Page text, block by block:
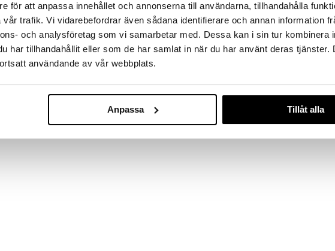
för att anpassa innehållet och annonserna till användarna, tillhandahålla
trafik. Vi vidarebefordrar även sådana identifierare och annan information
och analysföretag som vi samarbetar med. Dessa kan i sin tur kombinera
har tillhandahållit eller som de har samlat in när du har använt deras tjänster.
användande av vår webbplats.
Anpassa Tillåt alla
ale-löydöt »
& Helium -aihe, on täydellinen päiväkotiin ja retkille.
johon mahtuu kaikki, mitä lapsi tarvitsee
vesipulloa tai pieniä tavaroita varten.
materiaalinsa ansiosta siitä tulee nopeasti kaikkien
Musse & Helium Vesipullo
11,90 €